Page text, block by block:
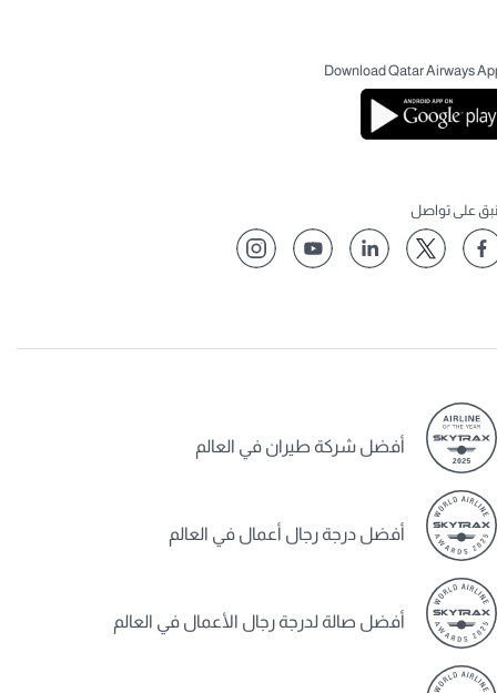
Download Qatar Airways
على تواصل
أفضل شركة طيران في العالم
أفضل درجة رجال أعمال في العالم
أفضل صالة لدرجة رجال الأعمال في العالم